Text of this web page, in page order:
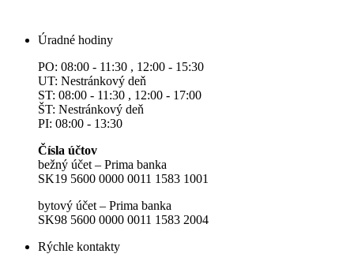
Úradné hodiny
PO: 08:00 - 11:30 , 12:00 - 15:30
UT: Nestránkový deň
ST: 08:00 - 11:30 , 12:00 - 17:00
ŠT: Nestránkový deň
PI: 08:00 - 13:30
Čísla účtov
bežný účet – Prima banka
SK19 5600 0000 0011 1583 1001
bytový účet – Prima banka
SK98 5600 0000 0011 1583 2004
Rýchle kontakty